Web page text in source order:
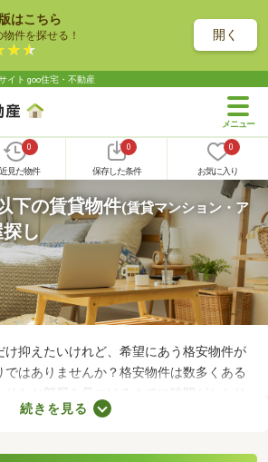
はこちら
件を探せる！ 開く
イト goo住宅・不動産
0
見た物件
0
保存した条件
0
お気に入り
下の賃貸物件(賃貸マンション・ア
し
け抑えたいけれど、希望にあう格安物件が
ではありませんか？格安物件は数多くある
りなお部屋を見つけるまでに時間がかかり
重視の方におすすめの家賃3万円以下の物
しょう。
続きを見る